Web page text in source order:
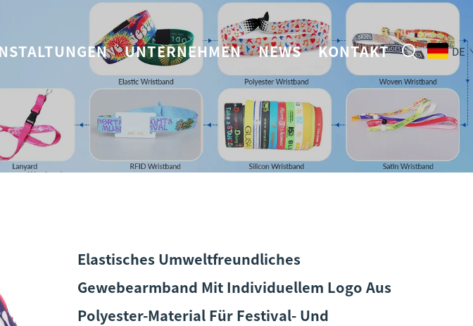
UNTERNEHMEN NEWS KONTAKT DE
Elastisches Umweltfreundliches
Gewebearmband Mit Individuellem Logo Aus
Polyester-Material Für Festival- Und